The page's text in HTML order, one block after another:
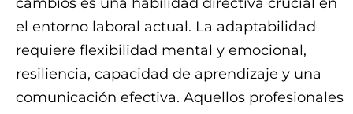
el entorno laboral actual. La adaptabilidad
requiere flexibilidad mental y emocional,
resiliencia, capacidad de aprendizaje y una
comunicación efectiva. Aquellos profesionales